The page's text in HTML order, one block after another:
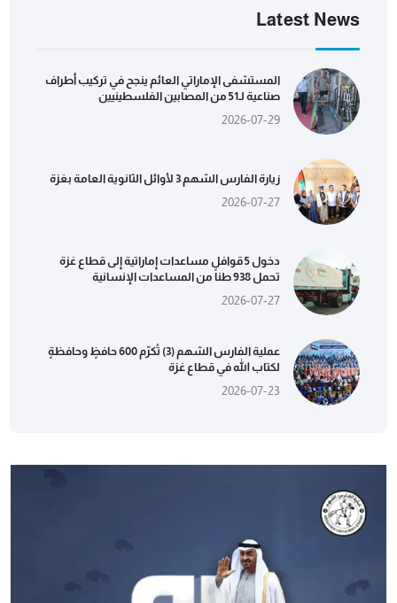
Latest News
المستشفى الإماراتي العائم ينجح في تركيب أطراف
صناعية لـ51 من المصابين الفلسطينيين
2026-07-29
زيارة الفارس الشهم 3 لأوائل الثانوية العامة بغزة
2026-07-27
دخول 5 قوافل مساعدات إماراتية إلى قطاع غزة
تحمل 938 طناً من المساعدات الإنسانية
2026-07-27
عملية الفارس الشهم (3) تُكرّم 600 حافظٍ وحافظةٍ
لكتاب الله في قطاع غزة
2026-07-23